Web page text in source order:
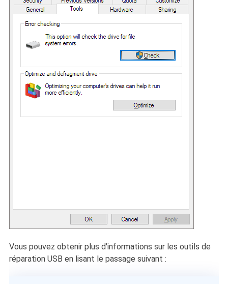
Vous pouvez obtenir plus d'informations sur les outils de
réparation USB en lisant le passage suivant :